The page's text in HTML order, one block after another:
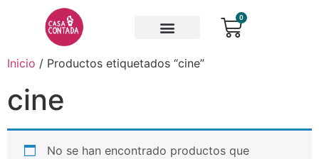
0
Inicio / Productos etiquetados “cine”
cine
No se han encontrado productos que